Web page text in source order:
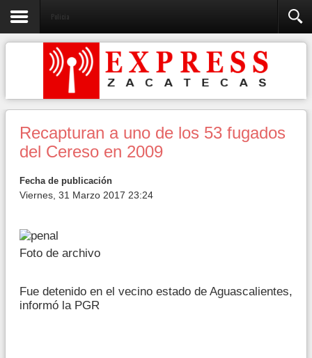
Policia
Recapturan a uno de los 53 fugados
del Cereso en 2009
Fecha de publicación
Viernes, 31 Marzo 2017 23:24
Foto de archivo
Fue detenido en el vecino estado de Aguascalientes,
informó la PGR